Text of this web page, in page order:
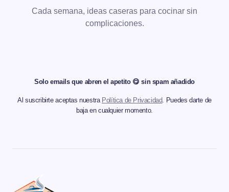
Cada semana, ideas caseras para cocinar sin
complicaciones.
Solo emails que abren el apetito 😋 sin spam añadido
Al suscribirte aceptas nuestra Política de Privacidad. Puedes darte de
baja en cualquier momento.